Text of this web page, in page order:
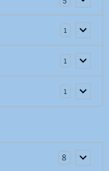
1
1
1
8